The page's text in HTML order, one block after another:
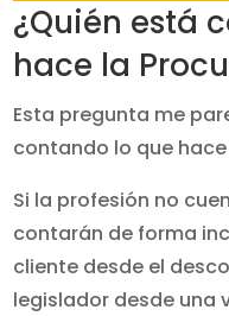
¿Quién está
hace la
Esta pregunta me
contando lo que hace
Si la profesión no
contarán de forma
cliente desde el
legislador desde una